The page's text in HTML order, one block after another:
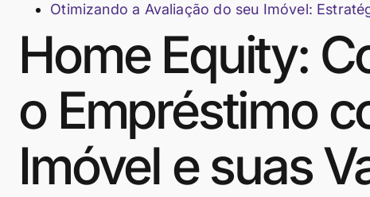
Otimizando a Avaliação do seu Imóvel:
Home Equity:
o Empréstimo
Imóvel e suas